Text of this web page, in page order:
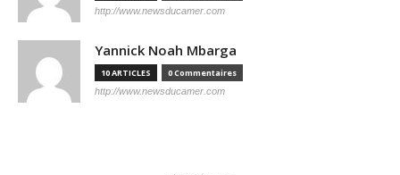
http://www.newsducamer.com
Yannick Noah Mbarga
10 ARTICLES 0 Commentaires
http://www.newsducamer.com